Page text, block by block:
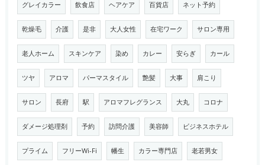
グレイカラー 飲食店 ヘアケア 百貨店 ネット予約
乾燥毛 介護 是非 大人女性 在宅ワーク サロン専用
老人ホーム スキンケア 染め カレー 安らぎ カール
ツヤ アロマ パーマスタイル 艶髪 大事 肩こり
サロン 長府 駅 アロマフレグランス 大丸 コロナ
ダメージ処理剤 予約 訪問介護 美容師 ビジネスホテル
プライム フリーWi-Fi 幡生 カラー専門店 老若男女